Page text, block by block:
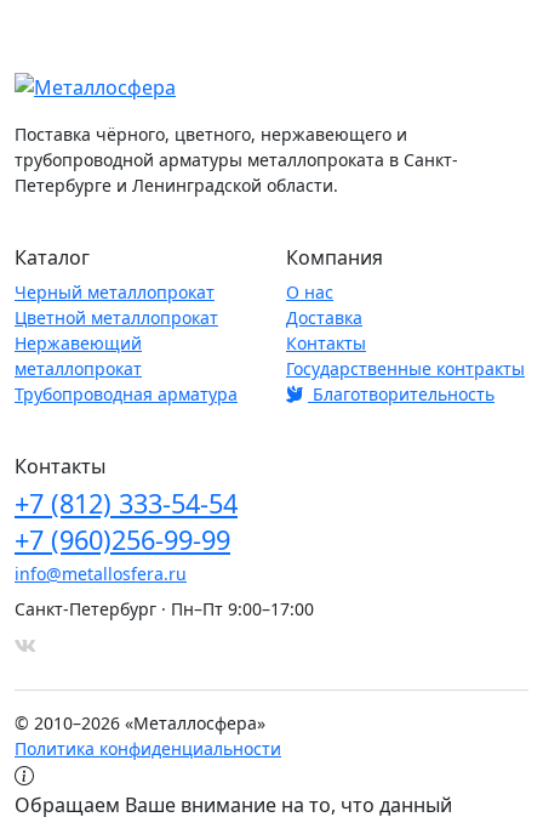
Поставка чёрного, цветного, нержавеющего и
трубопроводной арматуры металлопроката в Санкт-
Петербурге и Ленинградской области.
Каталог
Черный металлопрокат
Цветной металлопрокат
Нержавеющий
металлопрокат
Трубопроводная арматура
Компания
О нас
Доставка
Контакты
Государственные контракты
Благотворительность
Контакты
+7 (812) 333-54-54
+7 (960)256-99-99
info@metallosfera.ru
Санкт-Петербург · Пн–Пт 9:00–17:00
© 2010–2026 «Металлосфера»
Политика конфиденциальности
Обращаем Ваше внимание на то, что данный